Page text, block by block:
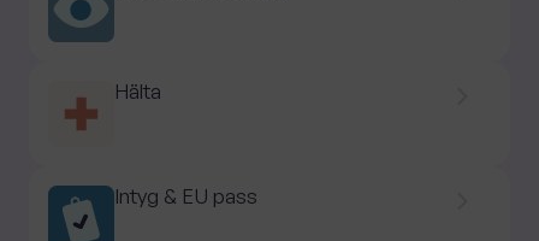
Hälta
Intyg & EU pass